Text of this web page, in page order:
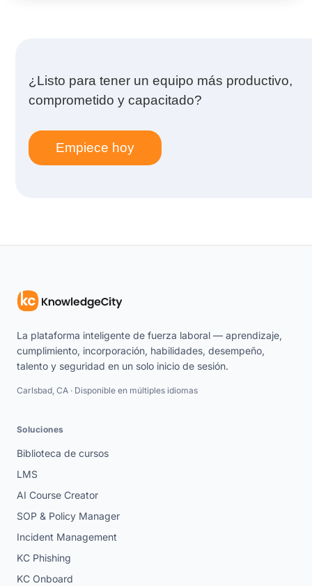
¿Listo para tener un equipo más productivo,
comprometido y capacitado?
Empiece hoy
La plataforma inteligente de fuerza laboral — aprendizaje,
cumplimiento, incorporación, habilidades, desempeño,
talento y seguridad en un solo inicio de sesión.
Carlsbad, CA · Disponible en múltiples idiomas
Soluciones
Biblioteca de cursos
LMS
AI Course Creator
SOP & Policy Manager
Incident Management
KC Phishing
KC Onboard